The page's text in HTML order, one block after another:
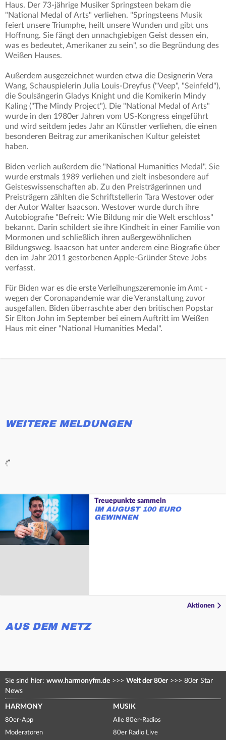
Haus. Der 73-jährige Musiker Springsteen bekam die
"National Medal of Arts" verliehen. "Springsteens Musik
feiert unsere Triumphe, heilt unsere Wunden und gibt uns
Hoffnung. Sie fängt den unnachgiebigen Geist dessen ein,
was es bedeutet, Amerikaner zu sein", so die Begründung des
Weißen Hauses.
Außerdem ausgezeichnet wurden etwa die Designerin Vera
Wang, Schauspielerin Julia Louis-Dreyfus ("Veep", "Seinfeld"),
die Soulsängerin Gladys Knight und die Komikerin Mindy
Kaling ("The Mindy Project"). Die "National Medal of Arts"
wurde in den 1980er Jahren vom US-Kongress eingeführt
und wird seitdem jedes Jahr an Künstler verliehen, die einen
besonderen Beitrag zur amerikanischen Kultur geleistet
haben.
Biden verlieh außerdem die "National Humanities Medal". Sie
wurde erstmals 1989 verliehen und zielt insbesondere auf
Geisteswissenschaften ab. Zu den Preisträgerinnen und
Preisträgern zählten die Schriftstellerin Tara Westover oder
der Autor Walter Isaacson. Westover wurde durch ihre
Autobiografie "Befreit: Wie Bildung mir die Welt erschloss"
bekannt. Darin schildert sie ihre Kindheit in einer Familie von
Mormonen und schließlich ihren außergewöhnlichen
Bildungsweg. Isaacson hat unter anderem eine Biografie über
den im Jahr 2011 gestorbenen Apple-Gründer Steve Jobs
verfasst.
Für Biden war es die erste Verleihungszeremonie im Amt -
wegen der Coronapandemie war die Veranstaltung zuvor
ausgefallen. Biden überraschte aber den britischen Popstar
Sir Elton John im September bei einem Auftritt im Weißen
Haus mit einer "National Humanities Medal".
WEITERE MELDUNGEN
Treuepunkte sammeln
IM AUGUST 100 EURO
GEWINNEN
Aktionen
AUS DEM NETZ
Sie sind hier: www.harmonyfm.de >>> Welt der 80er >>> 80er Star
News
HARMONY
80er-App
Moderatoren
MUSIK
Alle 80er-Radios
80er Radio Live